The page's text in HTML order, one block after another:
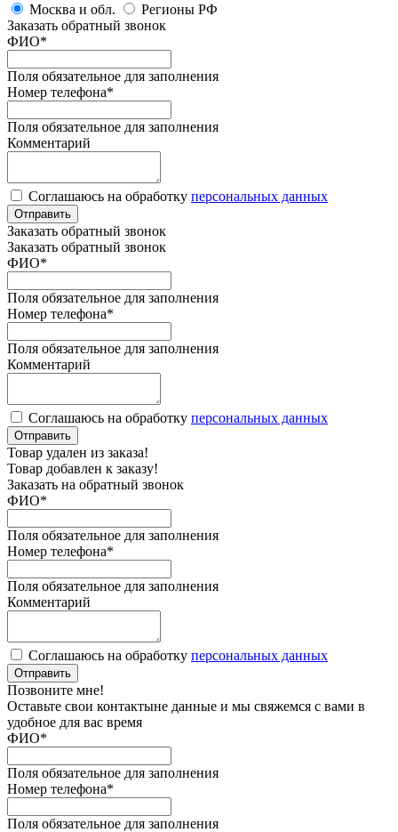
Москва и обл.
Регионы РФ
Заказать обратный звонок
ФИО*
Поля обязательное для заполнения
Номер телефона*
Поля обязательное для заполнения
Комментарий
Соглашаюсь на обработку персональных данных
Отправить
Заказать обратный звонок
Заказать обратный звонок
ФИО*
Поля обязательное для заполнения
Номер телефона*
Поля обязательное для заполнения
Комментарий
Соглашаюсь на обработку персональных данных
Отправить
Товар удален из заказа!
Товар добавлен к заказу!
Заказать на обратный звонок
ФИО*
Поля обязательное для заполнения
Номер телефона*
Поля обязательное для заполнения
Комментарий
Соглашаюсь на обработку персональных данных
Отправить
Позвоните мне!
Оставьте свои контактыне данные и мы свяжемся с вами в
удобное для вас время
ФИО*
Поля обязательное для заполнения
Номер телефона*
Поля обязательное для заполнения